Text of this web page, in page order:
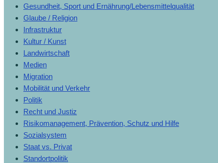
Gesundheit, Sport und Ernährung/Lebensmittelqualität
Glaube / Religion
Infrastruktur
Kultur / Kunst
Landwirtschaft
Medien
Migration
Mobilität und Verkehr
Politik
Recht und Justiz
Risikomanagement, Prävention, Schutz und Hilfe
Sozialsystem
Staat vs. Privat
Standortpolitik